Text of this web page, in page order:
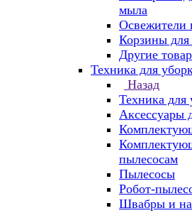
мыла
Освежители
Корзины для
Другие
Техника для
Назад
Техника для
Аксессуары
пылесосам
Пылесосы
Робот-
Швабры и